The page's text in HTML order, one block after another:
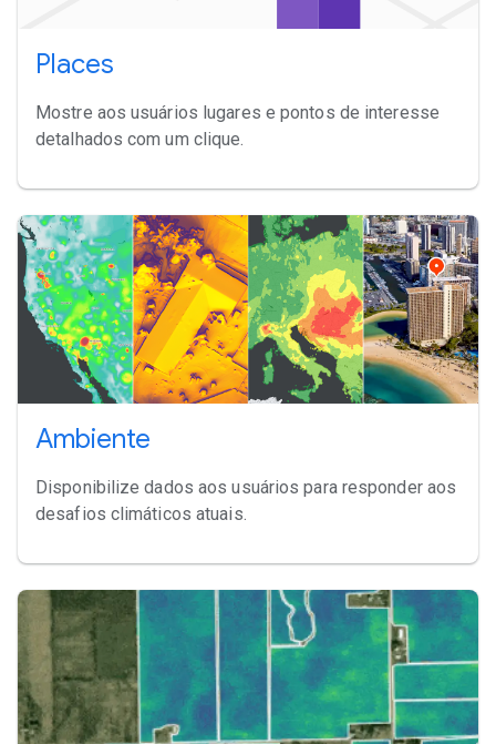
Places
Mostre aos usuários lugares e pontos de interesse
detalhados com um clique.
Ambiente
Disponibilize dados aos usuários para responder aos
desafios climáticos atuais.